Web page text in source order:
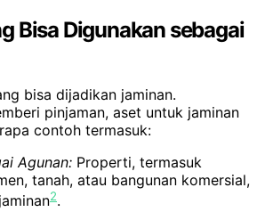
Bisa Digunakan sebagai
bisa dijadikan jaminan.
pinjaman, aset untuk jaminan
contoh termasuk:
Agunan: Properti, termasuk
tanah, atau bangunan komersial,
2.